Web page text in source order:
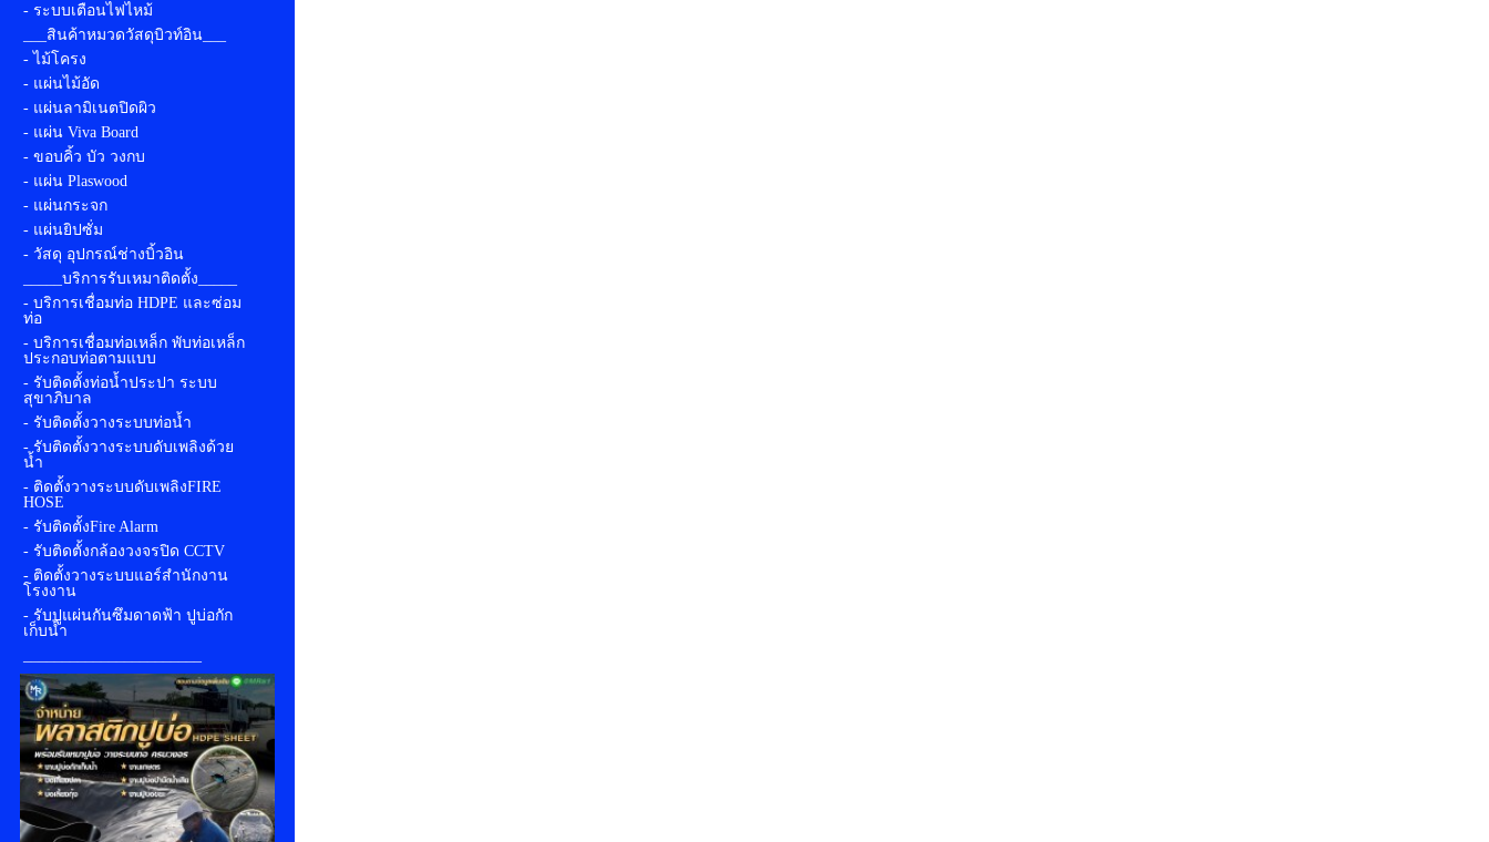
- ระบบเตือนไฟไหม้
___สินค้าหมวดวัสดุบิวท์อิน___
- ไม้โครง
- แผ่นไม้อัด
- แผ่นลามิเนตปิดผิว
- แผ่น Viva Board
- ขอบคิ้ว บัว วงกบ
- แผ่น Plaswood
- แผ่นกระจก
- แผ่นยิปซั่ม
- วัสดุ อุปกรณ์ช่างบิ้วอิน
_____บริการรับเหมาติดตั้ง_____
- บริการเชื่อมท่อ HDPE และซ่อม
ท่อ
- บริการเชื่อมท่อเหล็ก พับท่อเหล็ก
ประกอบท่อตามแบบ
- รับติดตั้งท่อน้ำประปา ระบบ
สุขาภิบาล
- รับติดตั้งวางระบบท่อน้ำ
- รับติดตั้งวางระบบดับเพลิงด้วย
น้ำ
- ติดตั้งวางระบบดับเพลิงFIRE
HOSE
- รับติดตั้งFire Alarm
- รับติดตั้งกล้องวงจรปิด CCTV
- ติดตั้งวางระบบแอร์สำนักงาน
โรงงาน
- รับปูแผ่นกันซึมดาดฟ้า ปูบ่อกัก
เก็บน้ำ